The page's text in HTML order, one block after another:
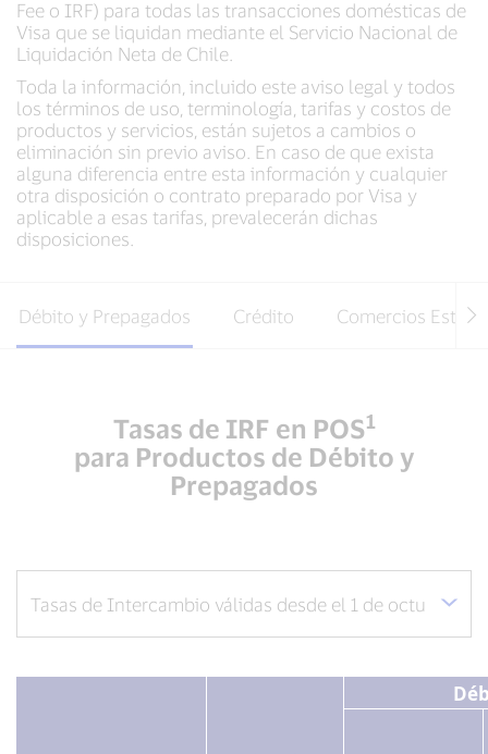
Fee o IRF) para todas las transacciones domésticas de
Visa que se liquidan mediante el Servicio Nacional de
Liquidación Neta de Chile.
Toda la información, incluido este aviso legal y todos
los términos de uso, terminología, tarifas y costos de
productos y servicios, están sujetos a cambios o
eliminación sin previo aviso. En caso de que exista
alguna diferencia entre esta información y cualquier
otra disposición o contrato preparado por Visa y
aplicable a esas tarifas, prevalecerán dichas
disposiciones.
Débito y Prepagados Crédito Comercios
Tasas de IRF en POS1
para Productos de Débito y
Prepagados